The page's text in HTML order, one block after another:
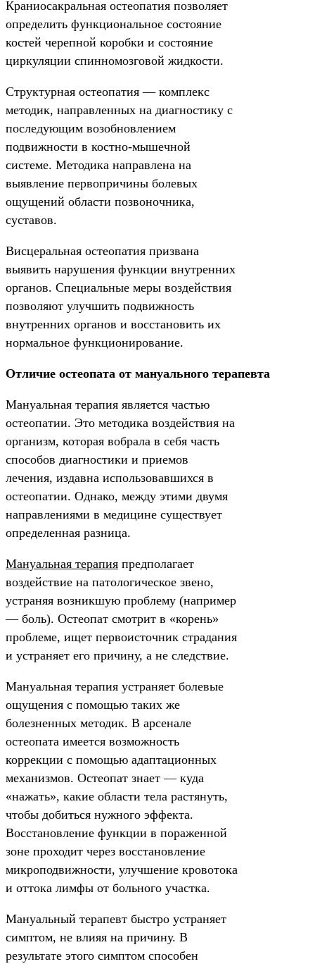
Краниосакральная остеопатия позволяет
определить функциональное состояние
костей черепной коробки и состояние
циркуляции спинномозговой жидкости.
Структурная остеопатия — комплекс
методик, направленных на диагностику с
последующим возобновлением
подвижности в костно-мышечной
системе. Методика направлена на
выявление первопричины болевых
ощущений области позвоночника,
суставов.
Висцеральная остеопатия призвана
выявить нарушения функции внутренних
органов. Специальные меры воздействия
позволяют улучшить подвижность
внутренних органов и восстановить их
нормальное функционирование.
Отличие остеопата от мануального терапевта
Мануальная терапия является частью
остеопатии. Это методика воздействия на
организм, которая вобрала в себя часть
способов диагностики и приемов
лечения, издавна использовавшихся в
остеопатии. Однако, между этими двумя
направлениями в медицине существует
определенная разница.
Мануальная терапия предполагает
воздействие на патологическое звено,
устраняя возникшую проблему (например
— боль). Остеопат смотрит в «корень»
проблеме, ищет первоисточник страдания
и устраняет его причину, а не следствие.
Мануальная терапия устраняет болевые
ощущения с помощью таких же
болезненных методик. В арсенале
остеопата имеется возможность
коррекции с помощью адаптационных
механизмов. Остеопат знает — куда
«нажать», какие области тела растянуть,
чтобы добиться нужного эффекта.
Восстановление функции в пораженной
зоне проходит через восстановление
микроподвижности, улучшение кровотока
и оттока лимфы от больного участка.
Мануальный терапевт быстро устраняет
симптом, не влияя на причину. В
результате этого симптом способен